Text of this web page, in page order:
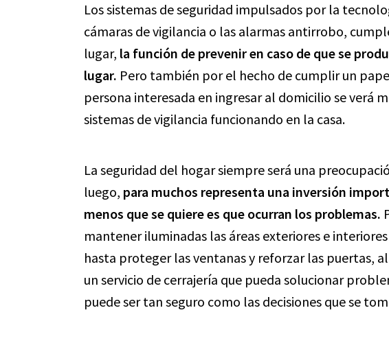
Los sistemas de seguridad impulsados por la
cámaras de vigilancia o las alarmas antirrobo,
lugar, la función de prevenir en caso de que se
lugar. Pero también por el hecho de cumplir un
persona interesada en ingresar al domicilio se verá
sistemas de vigilancia funcionando en la casa.
La seguridad del hogar siempre será una
luego, para muchos representa una inversión
menos que se quiere es que ocurran los problemas.
mantener iluminadas las áreas exteriores e
hasta proteger las ventanas y reforzar las puertas,
un servicio de cerrajería que pueda solucionar
puede ser tan seguro como las decisiones que se